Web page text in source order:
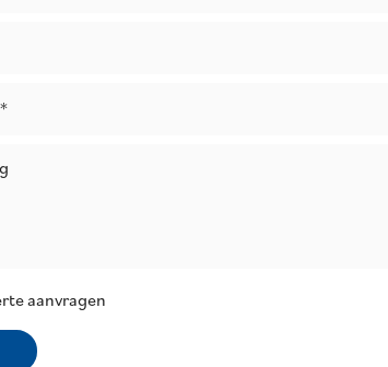
aanvragen